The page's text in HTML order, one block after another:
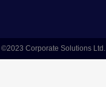
©2023 Corporate Solutions Ltd.